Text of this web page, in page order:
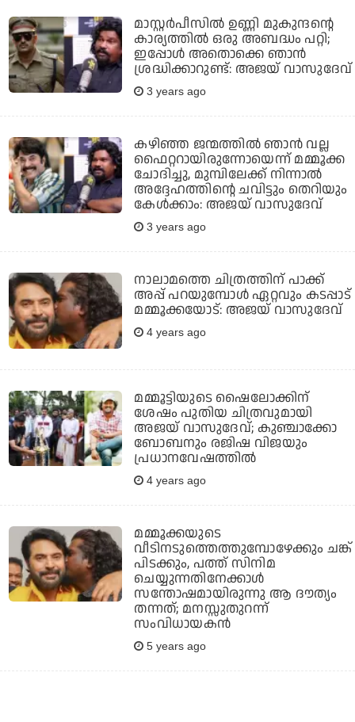
മാസ്റ്റര്‍പീസില്‍ ഉണ്ണി മുകുന്ദന്റെ
കാര്യത്തില്‍ ഒരു അബദ്ധം പറ്റി;
ഇപ്പോള്‍ അതൊക്കെ ഞാന്‍
ശ്രദ്ധിക്കാറുണ്ട്: അജയ് വാസുദേവ്
3 years ago
കഴിഞ്ഞ ജന്മത്തില്‍ ഞാന്‍ വല്ല
ഫൈറ്ററായിരുന്നോയെന്ന് മമ്മൂക്ക
ചോദിച്ചു, മുമ്പിലേക്ക് നിന്നാല്‍
അദ്ദേഹത്തിന്റെ ചവിട്ടും തെറിയും
കേള്‍ക്കാം: അജയ് വാസുദേവ്
3 years ago
നാലാമത്തെ ചിത്രത്തിന് പാക്ക്
അപ്പ് പറയുമ്പോള്‍ ഏറ്റവും കടപ്പാട്
മമ്മൂക്കയോട്: അജയ് വാസുദേവ്
4 years ago
മമ്മൂട്ടിയുടെ ഷൈലോക്കിന്
ശേഷം പുതിയ ചിത്രവുമായി
അജയ് വാസുദേവ്; കുഞ്ചാക്കോ
ബോബനും രജിഷ വിജയും
പ്രധാനവേഷത്തില്‍
4 years ago
മമ്മൂക്കയുടെ
വീടിനടുത്തെത്തുമ്പോഴേക്കും ചങ്ക്
പിടക്കും, പത്ത് സിനിമ
ചെയ്യുന്നതിനേക്കാള്‍
സന്തോഷമായിരുന്നു ആ ദൗത്യം
തന്നത്; മനസ്സുതുറന്ന്
സംവിധായകന്‍
5 years ago